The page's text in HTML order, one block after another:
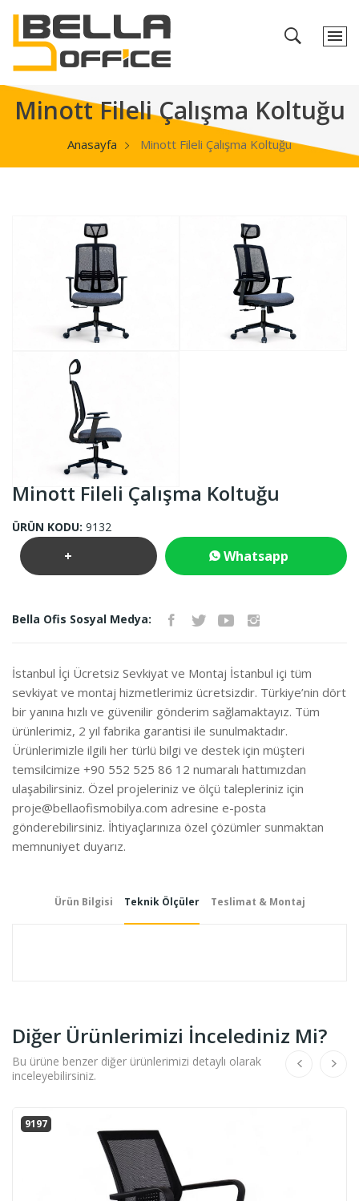
Minott Fileli Çalışma Koltuğu
Anasayfa Minott Fileli Çalışma Koltuğu
Minott Fileli Çalışma Koltuğu
ÜRÜN KODU: 9132
+ Whatsapp
Bella Ofis Sosyal Medya:
İstanbul İçi Ücretsiz Sevkiyat ve Montaj İstanbul içi tüm
sevkiyat ve montaj hizmetlerimiz ücretsizdir. Türkiye’nin dört
bir yanına hızlı ve güvenilir gönderim sağlamaktayız. Tüm
ürünlerimiz, 2 yıl fabrika garantisi ile sunulmaktadır.
Ürünlerimizle ilgili her türlü bilgi ve destek için müşteri
temsilcimize +90 552 525 86 12 numaralı hattımızdan
ulaşabilirsiniz. Özel projeleriniz ve ölçü talepleriniz için
proje@bellaofismobilya.com adresine e-posta
gönderebilirsiniz. İhtiyaçlarınıza özel çözümler sunmaktan
memnuniyet duyarız.
Ürün Bilgisi Teknik Ölçüler Teslimat & Montaj
Diğer Ürünlerimizi İncelediniz Mi?
Bu ürüne benzer diğer ürünlerimizi detaylı olarak
inceleyebilirsiniz.
9197